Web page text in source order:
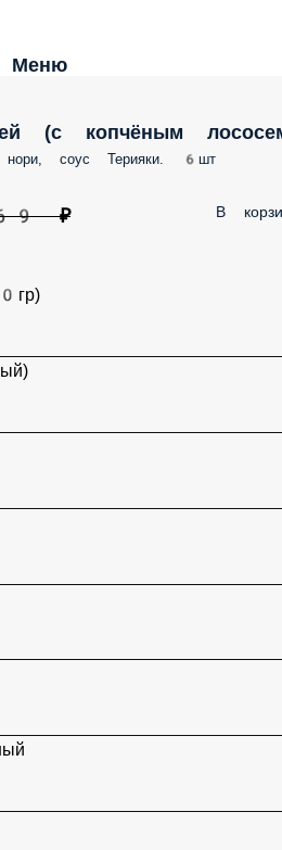
Меню
(с копчёным лососем)
соус Терияки. 6шт
В